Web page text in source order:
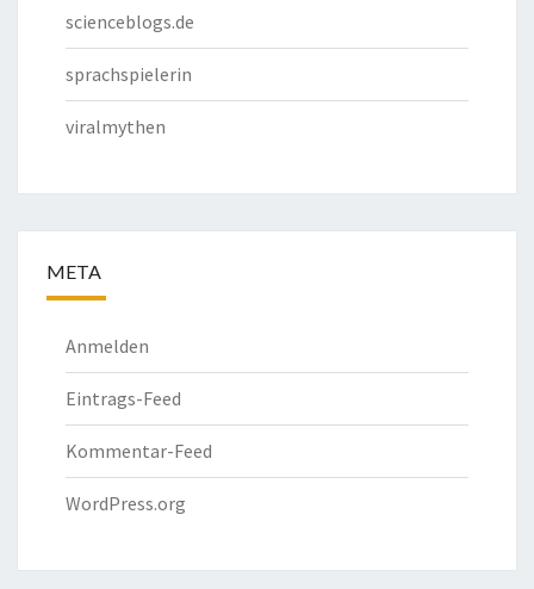
scienceblogs.de
sprachspielerin
viralmythen
META
Anmelden
Eintrags-Feed
Kommentar-Feed
WordPress.org